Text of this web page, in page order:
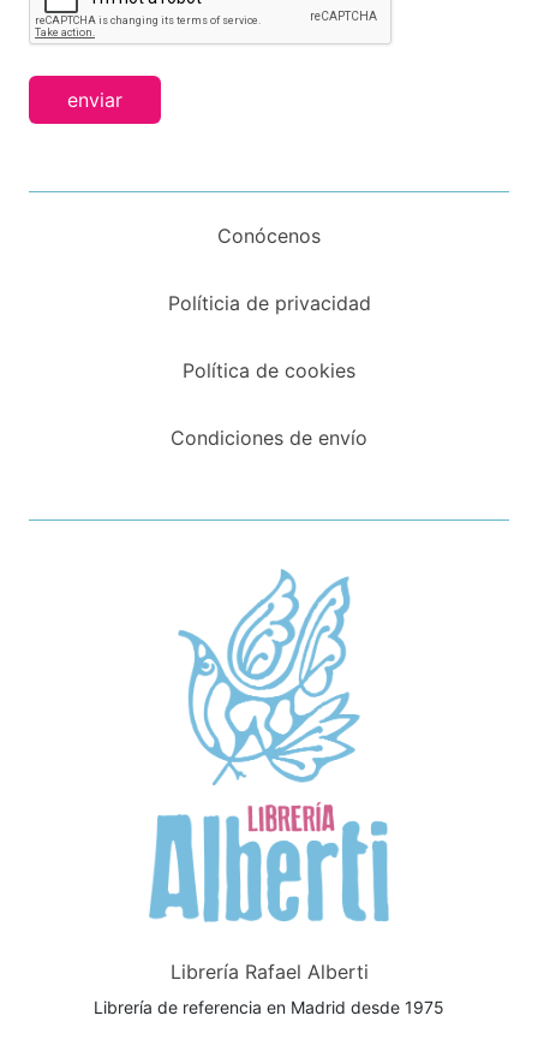
enviar
Conócenos
Políticia de privacidad
Política de cookies
Condiciones de envío
Librería Rafael Alberti
Librería de referencia en Madrid desde 1975